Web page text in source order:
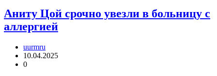
Аниту Цой срочно увезли в больницу с
аллергией
uurmru
10.04.2025
0